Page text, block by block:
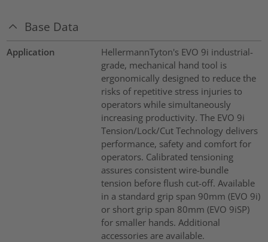
Base Data
Application
HellermannTyton's EVO 9i industrial-
grade, mechanical hand tool is
ergonomically designed to reduce the
risks of repetitive stress injuries to
operators while simultaneously
increasing productivity. The EVO 9i
Tension/Lock/Cut Technology delivers
performance, safety and comfort for
operators. Calibrated tensioning
assures consistent wire-bundle
tension before flush cut-off. Available
in a standard grip span 90mm (EVO 9i)
or short grip span 80mm (EVO 9iSP)
for smaller hands. Additional
accessories are available.